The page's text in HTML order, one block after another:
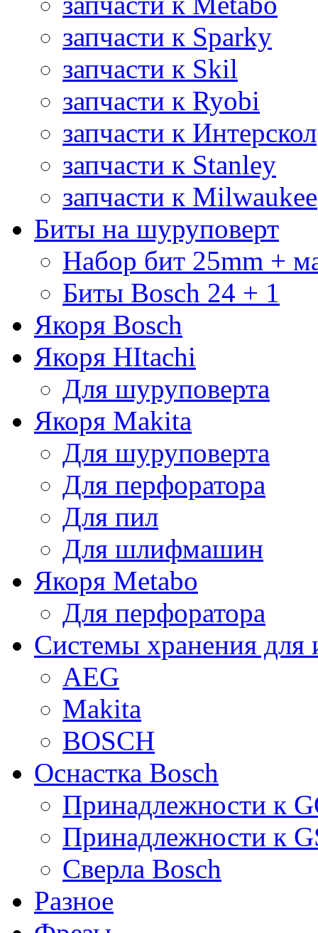
запчасти к Sparky
запчасти к Skil
запчасти к Ryobi
запчасти к Интерскол
запчасти к Stanley
запчасти к Milwaukee
Биты на шуруповерт
Набор бит 25mm +
Биты Bosch 24 + 1
Якоря Bosch
Якоря HItachi
Для шуруповерта
Якоря Makita
Для шуруповерта
Для перфоратора
Для пил
Для шлифмашин
Якоря Metabo
Для перфоратора
Системы хранения для
AEG
Makita
BOSCH
Оснастка Bosch
Принадлежности к
Принадлежности к
Сверла Bosch
Разное